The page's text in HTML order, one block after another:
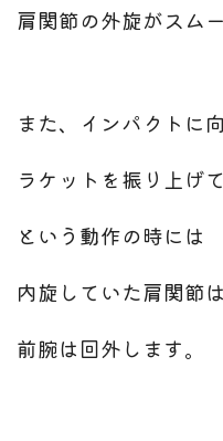
肩関節の外旋がスム
また、インパクトに
ラケットを振り上げ
という動作の時には
内旋していた肩関節
前腕は回外します。